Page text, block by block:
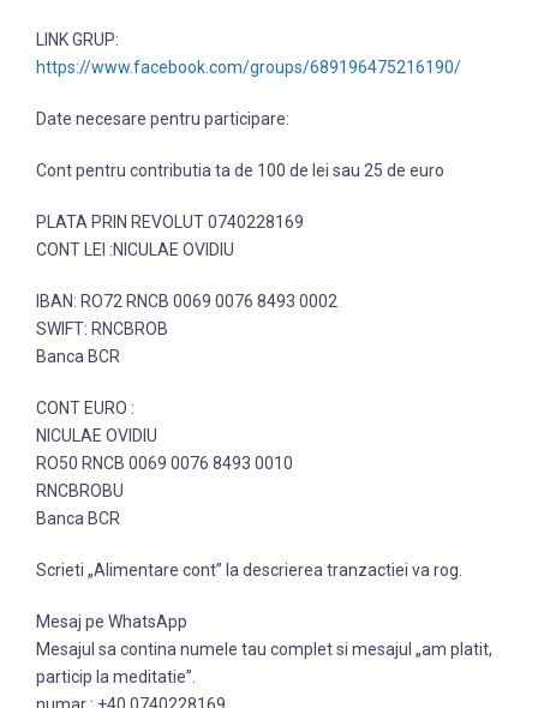
LINK GRUP:
https://www.facebook.com/groups/689196475216190/
Date necesare pentru participare:
Cont pentru contributia ta de 100 de lei sau 25 de euro
PLATA PRIN REVOLUT 0740228169
CONT LEI :NICULAE OVIDIU
IBAN: RO72 RNCB 0069 0076 8493 0002
SWIFT: RNCBROB
Banca BCR
CONT EURO :
NICULAE OVIDIU
RO50 RNCB 0069 0076 8493 0010
RNCBROBU
Banca BCR
Scrieti „Alimentare cont” la descrierea tranzactiei va rog.
Mesaj pe WhatsApp
Mesajul sa contina numele tau complet si mesajul „am platit,
particip la meditatie”.